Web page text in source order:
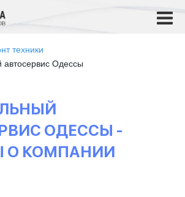
техники
автосервис Одессы
ОДЕССЫ -
О КОМПАНИИ